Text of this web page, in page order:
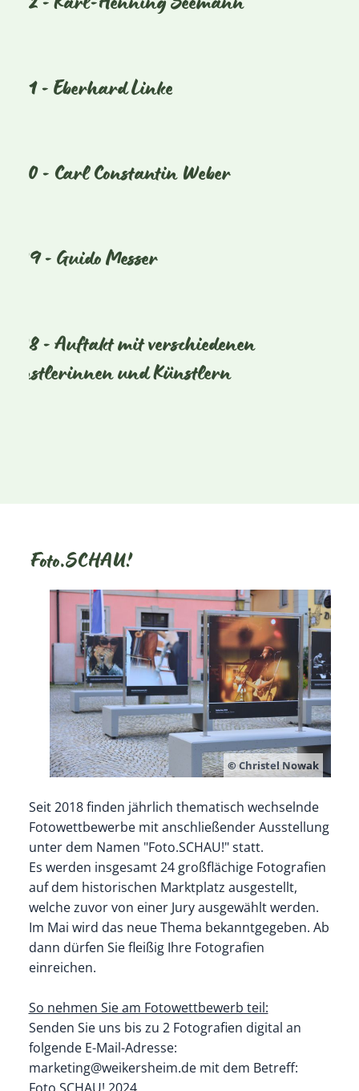
2012 - Karl-Henning Seemann
2011 - Eberhard Linke
2010 - Carl Constantin Weber
2009 - Guido Messer
2008 - Auftakt mit verschiedenen
Künstlerinnen und Künstlern
Foto.SCHAU!
©Christel Nowak
Seit 2018 finden jährlich thematisch wechselnde
Fotowettbewerbe mit anschließender Ausstellung
unter dem Namen "Foto.SCHAU!" statt.
Es werden insgesamt 24 großflächige Fotografien
auf dem historischen Marktplatz ausgestellt,
welche zuvor von einer Jury ausgewählt werden.
Im Mai wird das neue Thema bekanntgegeben. Ab
dann dürfen Sie fleißig Ihre Fotografien
einreichen.
So nehmen Sie am Fotowettbewerb teil:
Senden Sie uns bis zu 2 Fotografien digital an
folgende E-Mail-Adresse:
marketing@weikersheim.de mit dem Betreff: